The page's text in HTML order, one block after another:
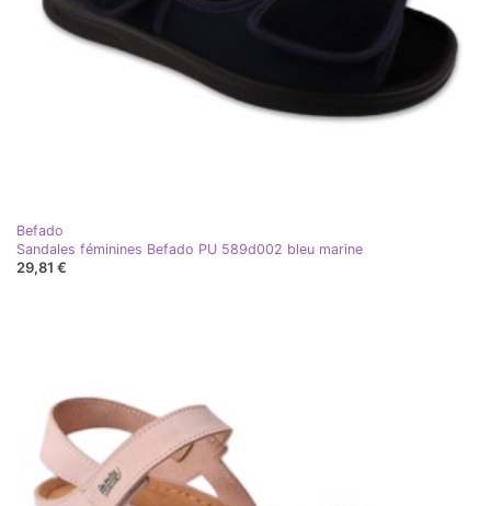
Befado
Sandales féminines Befado PU 589d002 bleu marine
29,81 €